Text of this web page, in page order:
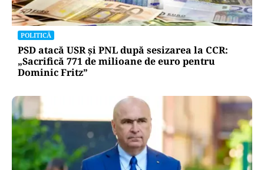
POLITICĂ
PSD atacă USR și PNL după sesizarea la CCR:
„Sacrifică 771 de milioane de euro pentru
Dominic Fritz”